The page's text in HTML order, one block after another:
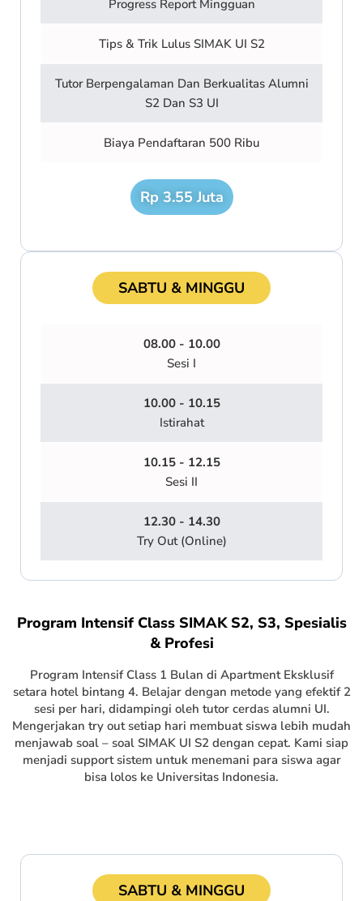
Progress Report Mingguan
Tips & Trik Lulus SIMAK UI S2
Tutor Berpengalaman Dan Berkualitas Alumni
S2 Dan S3 UI
Biaya Pendaftaran 500 Ribu
Rp 3.55 Juta
SABTU & MINGGU
08.00 - 10.00
Sesi I
10.00 - 10.15
Istirahat
10.15 - 12.15
Sesi II
12.30 - 14.30
Try Out (Online)
Program Intensif Class SIMAK S2, S3, Spesialis
& Profesi
Program Intensif Class 1 Bulan di Apartment Eksklusif
setara hotel bintang 4. Belajar dengan metode yang efektif 2
sesi per hari, didampingi oleh tutor cerdas alumni UI.
Mengerjakan try out setiap hari membuat siswa lebih mudah
menjawab soal – soal SIMAK UI S2 dengan cepat. Kami siap
menjadi support sistem untuk menemani para siswa agar
bisa lolos ke Universitas Indonesia.
SABTU & MINGGU